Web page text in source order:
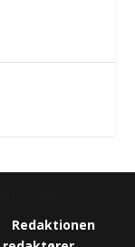
Redaktionen